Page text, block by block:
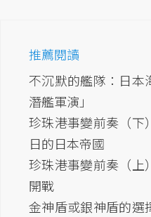
推薦閱讀
不沉默的艦隊：日本
潛艦軍演」
珍珠港事變前奏（下
日的日本帝國
珍珠港事變前奏（上
開戰
金神盾或銀神盾的選